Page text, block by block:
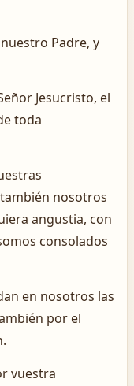
Padre, y
Jesucristo, el
toda
nosotros
angustia, con
consolados
en nosotros las
por el
vuestra